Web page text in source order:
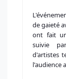
de gaieté
ont fait
suivie
d'artistes
l'audience